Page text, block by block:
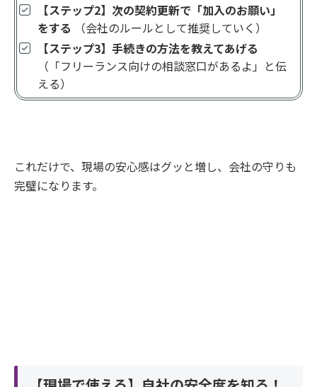
【ステップ2】次の契約更新で「加入のお願い」
をする （会社のルールとして推奨していく）
【ステップ3】手続きの方法を教えてあげる
（「フリーランス向けの相談窓口があるよ」と伝
える）
これだけで、現場の安心感はグッと増し、会社の守りも
完璧になります。